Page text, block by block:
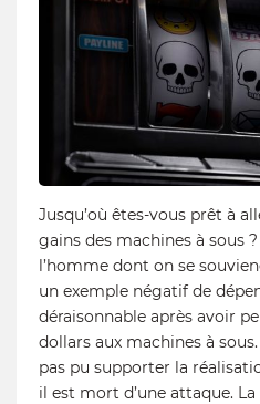
Jusqu’où êtes-vous prêt à
gains des machines à sous
l’homme dont on se
un exemple négatif de
déraisonnable après avoir
dollars aux machines à
pas pu supporter la
il est mort d’une attaque. La